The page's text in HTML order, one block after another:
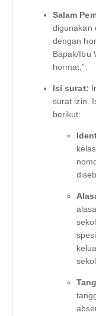
Salam
digunakan
dengan
Bapak/Ibu
hormat,”.
Isi surat:
surat izin.
berikut: